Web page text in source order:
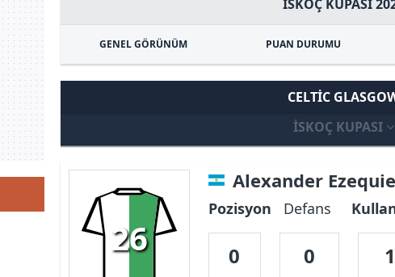
İSKOÇ KUPASI
GENEL GÖRÜNÜM PUAN DURUMU
CELTIC
İSKOÇ KUPASI
26
Alexander
Pozisyon Defans
0 0 1